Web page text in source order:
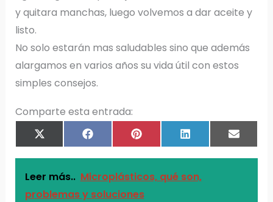
y quitara manchas, luego volvemos a dar aceite y
listo.
No solo estarán mas saludables sino que además
alargamos en varios años su vida útil con estos
simples consejos.
Comparte esta entrada:
COMPARTIR
EN
X
T
I
T
E
)
COMPARTIR
F
C
B
O
K
COMPARTIR
P
N
E
E
S
COMPARTIR
EN
L
N
E
I
N
E
A
L
Leer más.. Microplásticos, qué son,
problemas y soluciones